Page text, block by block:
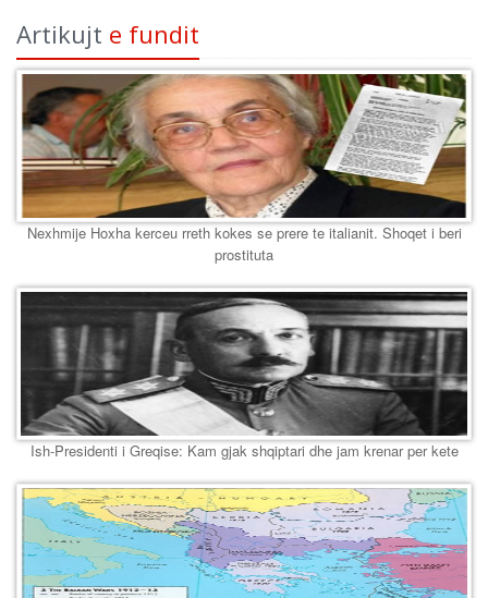
Artikujt e fundit
Nexhmije Hoxha kerceu rreth kokes se prere te italianit. Shoqet i beri
prostituta
Ish-Presidenti i Greqise: Kam gjak shqiptari dhe jam krenar per kete